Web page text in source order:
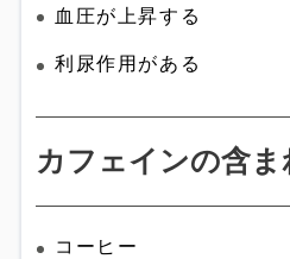
血圧が上昇する
利尿作用がある
カフェインの含
コーヒー